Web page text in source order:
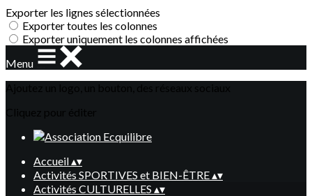
Exporter les lignes sélectionnées
Exporter toutes les colonnes
Exporter uniquement les colonnes affichées
Menu
Accueil▴▾
Activités SPORTIVES et BIEN-ÊTRE▴▾
Activités CULTURELLES ▴▾